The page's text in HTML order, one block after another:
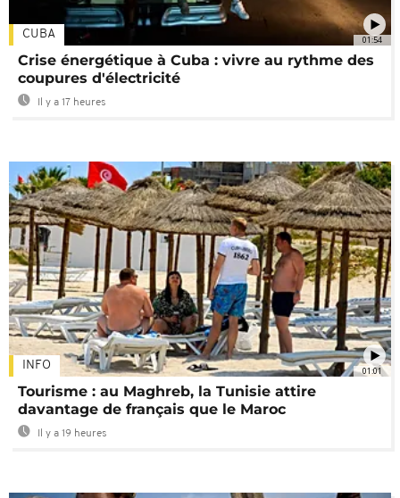
01:54
CUBA
Crise énergétique à Cuba : vivre au rythme des
coupures d'électricité
Il y a 17 heures
01:01
INFO
Tourisme : au Maghreb, la Tunisie attire
davantage de français que le Maroc
Il y a 19 heures